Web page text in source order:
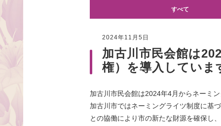
すべて
2024年11月5日
加古川市民会館は
権）を導入していま
加古川市民会館は2024年4月からネーミ
加古川市ではネーミングライツ制度に基
との協働により市の新たな財源を確保し